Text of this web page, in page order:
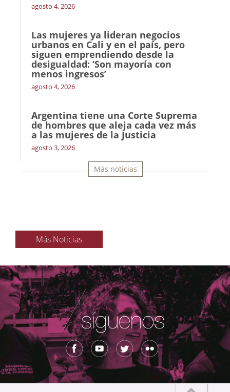
agosto 4, 2026
Las mujeres ya lideran negocios
urbanos en Cali y en el país, pero
siguen emprendiendo desde la
desigualdad: ‘Son mayoría con
menos ingresos’
agosto 4, 2026
Argentina tiene una Corte Suprema
de hombres que aleja cada vez más
a las mujeres de la Justicia
agosto 3, 2026
Más noticias
Más Noticias